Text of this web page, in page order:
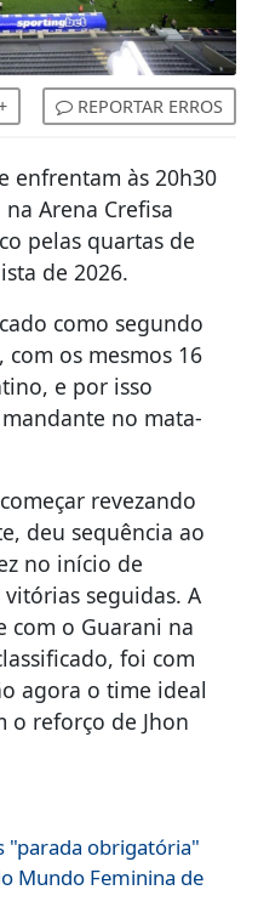
REPORTAR ERROS
enfrentam às 20h30
Arena Crefisa
pelas quartas de
de 2026.
como segundo
os mesmos 16
e por isso
no mata-
revezando
deu sequência ao
no início de
seguidas. A
com o Guarani na
foi com
agora o time ideal
o reforço de Jhon
"parada obrigatória"
Mundo Feminina de